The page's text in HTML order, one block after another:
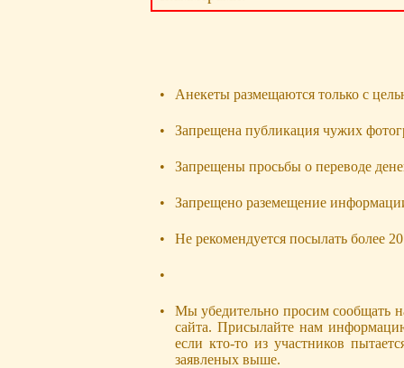
• Анекеты размещаются только с
• Запрещена публикация чужих
• Запрещены просьбы о переводе
• Запрещено раземещение
• Не рекомендуется посылать более
•
•
Мы убедительно просим сообщать
сайта. Присылайте нам
если кто-то из участников
заявленых выше.